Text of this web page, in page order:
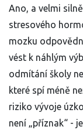
Ano, a velmi
stresového
mozku
vést k náhlým
odmítání školy
které spí méně
riziko vývoje
není „příznak“ -